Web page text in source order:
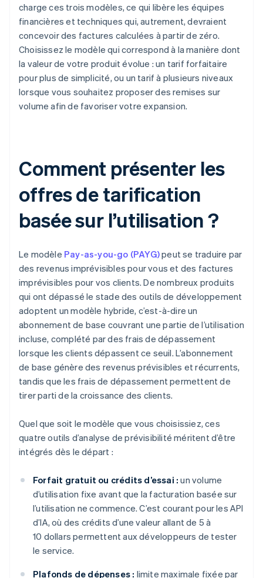
charge ces trois modèles, ce qui libère les équipes
financières et techniques qui, autrement, devraient
concevoir des factures calculées à partir de zéro.
Choisissez le modèle qui correspond à la manière dont
la valeur de votre produit évolue : un tarif forfaitaire
pour plus de simplicité, ou un tarif à plusieurs niveaux
lorsque vous souhaitez proposer des remises sur
volume afin de favoriser votre expansion.
Comment présenter les
offres de tarification
basée sur l’utilisation ?
Le modèle Pay-as-you-go (PAYG)peut se traduire par
des revenus imprévisibles pour vous et des factures
imprévisibles pour vos clients. De nombreux produits
qui ont dépassé le stade des outils de développement
adoptent un modèle hybride, c’est-à-dire un
abonnement de base couvrant une partie de l’utilisation
incluse, complété par des frais de dépassement
lorsque les clients dépassent ce seuil. L’abonnement
de base génère des revenus prévisibles et récurrents,
tandis que les frais de dépassement permettent de
tirer parti de la croissance des clients.
Quel que soit le modèle que vous choisissiez, ces
quatre outils d’analyse de prévisibilité méritent d’être
intégrés dès le départ :
Forfait gratuit ou crédits d’essai : un volume
d’utilisation fixe avant que la facturation basée sur
l’utilisation ne commence. C’est courant pour les API
d’IA, où des crédits d’une valeur allant de 5 à
10 dollars permettent aux développeurs de tester
le service.
Plafonds de dépenses : limite maximale fixée par